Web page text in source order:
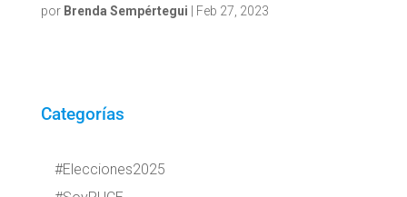
por Brenda Sempértegui Feb 27, 2023
Categorías
#Elecciones2025